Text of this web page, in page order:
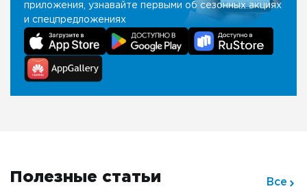
приложения, узнавайте первыми об сезонных акциях
и спецпредложениях
Полезные статьи Все